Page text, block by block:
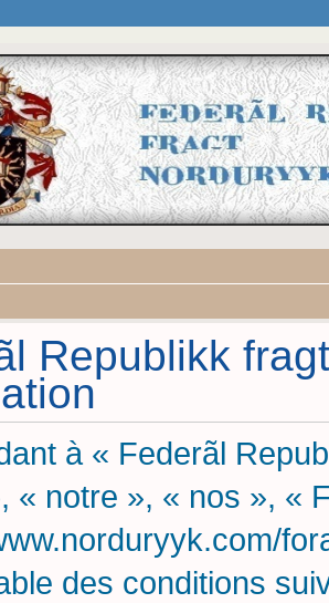
Republikk
à « Federãl
« notre », « nos », «
des conditions